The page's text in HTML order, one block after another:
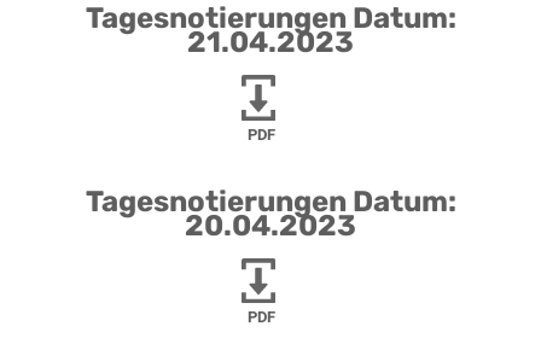
Tagesnotierungen Datum:
21.04.2023
PDF
Tagesnotierungen Datum:
20.04.2023
PDF